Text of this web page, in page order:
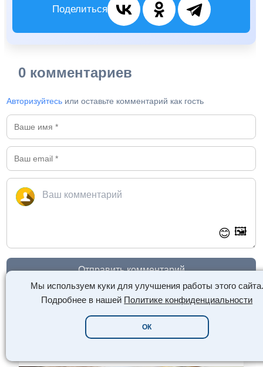
Мы используем куки для улучшения работы этого сайта.
Подробнее в нашей Политике конфиденциальности
ОК
Поделиться
0 комментариев
Авторизуйтесь или оставьте комментарий как гость
😊 🖼️
Отправить комментарий
ЧТО НУЖНО ЗНАТЬ: